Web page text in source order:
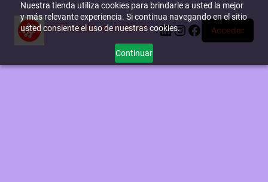
Nuestra tienda utiliza cookies para brindarle a usted la mejor
y más relevante experiencia. Si continua navegando en el sitio
usted consiente el uso de nuestras cookies.
Continuar
miTienda-e.online LinkedIn
Instagram
Facebook
Acceder